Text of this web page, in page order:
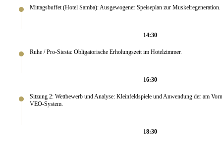
Mittagsbuffet (Hotel Samba): Ausgewogener Speiseplan zur Muskelregeneration.
14:30
Ruhe / Pro-Siesta: Obligatorische Erholungszeit im Hotelzimmer.
16:30
Sitzung 2: Wettbewerb und Analyse: Kleinfeldspiele und Anwendung der am
VEO-System.
18:30